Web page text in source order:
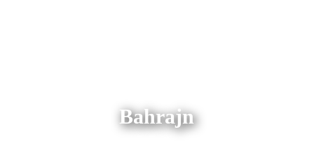
Bahrajn